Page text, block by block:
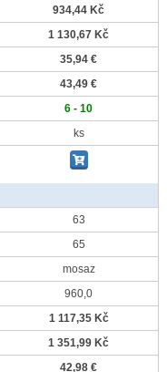
934,44 Kč
1 130,67 Kč
35,94 €
43,49 €
6 - 10
ks
63
65
mosaz
960,0
1 117,35 Kč
1 351,99 Kč
42,98 €